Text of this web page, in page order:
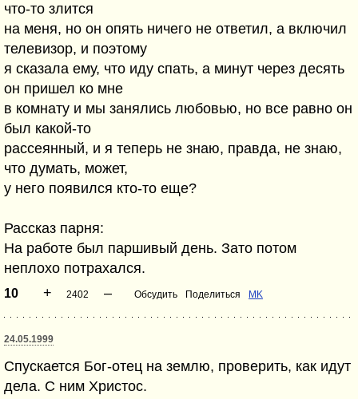
что-то злится
на меня, но он опять ничего не ответил, а включил
телевизор, и поэтому
я сказала ему, что иду спать, а минут через десять
он пришел ко мне
в комнату и мы занялись любовью, но все равно он
был какой-то
рассеянный, и я теперь не знаю, правда, не знаю,
что думать, может,
у него появился кто-то еще?
Рассказ парня:
На работе был паршивый день. Зато потом
неплохо потрахался.
10 + 2402 – Обсудить Поделиться MK
24.05.1999
Спускается Бог-отец на землю, проверить, как идут
дела. С ним Христос.